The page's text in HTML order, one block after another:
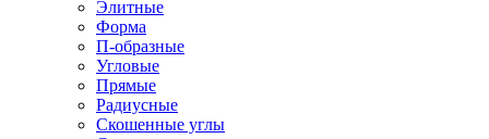
Элитные
Форма
П-образные
Угловые
Прямые
Радиусные
Скошенные углы